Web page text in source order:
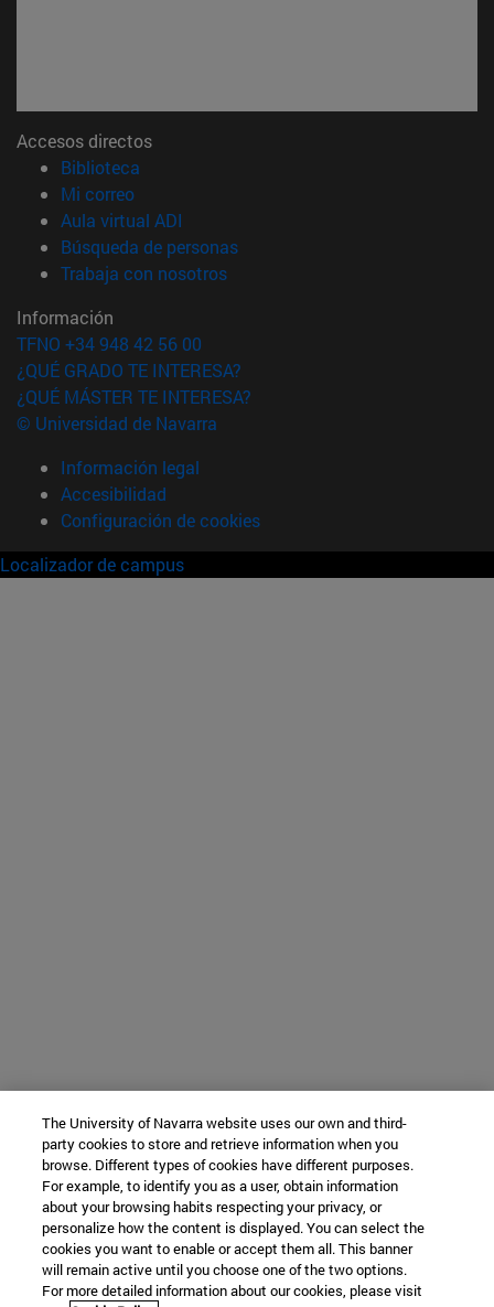
Accesos directos
Biblioteca
Mi correo(abre en nueva ventana)
Aula virtual ADI
Búsqueda de personas(abre en nueva ventana)
Trabaja con nosotros(abre en nueva ventana)
Información
TFNO +34 948 42 56 00
¿QUÉ GRADO TE INTERESA?
¿QUÉ MÁSTER TE INTERESA?
© Universidad de Navarra
Información legal
Accesibilidad
Configuración de cookies
Localizador de campus
The University of Navarra website uses our own and third-
party cookies to store and retrieve information when you
browse. Different types of cookies have different purposes.
For example, to identify you as a user, obtain information
about your browsing habits respecting your privacy, or
personalize how the content is displayed. You can select the
cookies you want to enable or accept them all. This banner
will remain active until you choose one of the two options.
For more detailed information about our cookies, please visit